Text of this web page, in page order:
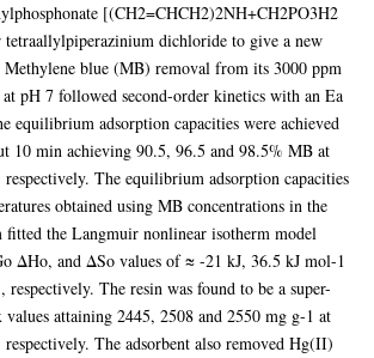
[(CH2=CHCH2)2NH+CH2PO3H2
dichloride to give a new
Methylene blue (MB) removal from its 3000 ppm
pH 7 followed second-order kinetics with an Ea
equilibrium adsorption capacities were achieved
10 min achieving 90.5, 96.5 and 98.5% MB at
The equilibrium adsorption capacities
obtained using MB concentrations in the
fitted the Langmuir nonlinear isotherm model
ΔHo, and ΔSo values of ≈ -21 kJ, 36.5 kJ mol-1
The resin was found to be a super-
values attaining 2445, 2508 and 2550 mg g-1 at
The adsorbent also removed Hg(II)